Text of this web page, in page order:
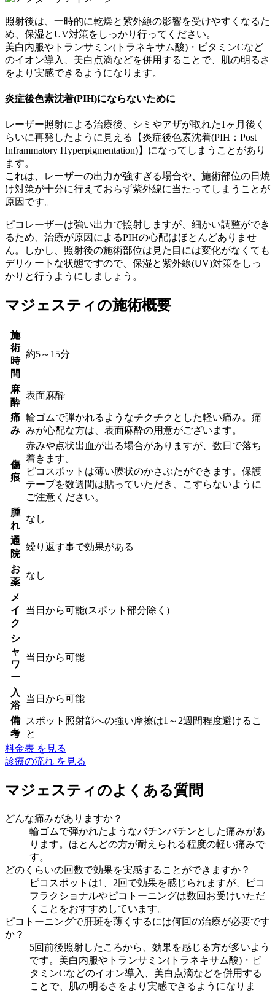
照射後は、一時的に乾燥と紫外線の影響を受けやすくなるた
め、保湿とUV対策をしっかり行ってください。
美白内服やトランサミン(トラネキサム酸)・ビタミンCなど
のイオン導入、美白点滴などを併用することで、肌の明るさ
をより実感できるようになります。
炎症後色素沈着(PIH)にならないために
レーザー照射による治療後、シミやアザが取れた1ヶ月後く
らいに再発したように見える【炎症後色素沈着(PIH：Post
Inframmatory Hyperpigmentation)】になってしまうことがあり
ます。
これは、レーザーの出力が強すぎる場合や、施術部位の日焼
け対策が十分に行えておらず紫外線に当たってしまうことが
原因です。
ピコレーザーは強い出力で照射しますが、細かい調整ができ
るため、治療が原因によるPIHの心配はほとんどありませ
ん。しかし、照射後の施術部位は見た目には変化がなくても
デリケートな状態ですので、保湿と紫外線(UV)対策をしっ
かりと行うようにしましょう。
マジェスティの施術概要
施
術
時
間
約5～15分
麻
酔
表面麻酔
痛
み
輪ゴムで弾かれるようなチクチクとした軽い痛み。痛
みが心配な方は、表面麻酔の用意がございます。
傷
痕
赤みや点状出血が出る場合がありますが、数日で落ち
着きます。
ピコスポットは薄い膜状のかさぶたができます。保護
テープを数週間は貼っていただき、こすらないように
ご注意ください。
腫
れ
なし
通
院
繰り返す事で効果がある
お
薬
なし
メ
イ
ク
当日から可能(スポット部分除く)
シ
ャ
ワ
ー
当日から可能
入
浴
当日から可能
備
考
スポット照射部への強い摩擦は1～2週間程度避けるこ
と
料金表 を見る
診療の流れ を見る
マジェスティのよくある質問
どんな痛みがありますか？
輪ゴムで弾かれたようなバチンバチンとした痛みがあ
ります。ほとんどの方が耐えられる程度の軽い痛みで
す。
どのくらいの回数で効果を実感することができますか？
ピコスポットは1、2回で効果を感じられますが、ピコ
フラクショナルやピコトーニングは数回お受けいただ
くことをおすすめしています。
ピコトーニングで肝斑を薄くするには何回の治療が必要です
か？
5回前後照射したころから、効果を感じる方が多いよう
です。美白内服やトランサミン(トラネキサム酸)・ビ
タミンCなどのイオン導入、美白点滴などを併用する
ことで、肌の明るさをより実感できるようになりま